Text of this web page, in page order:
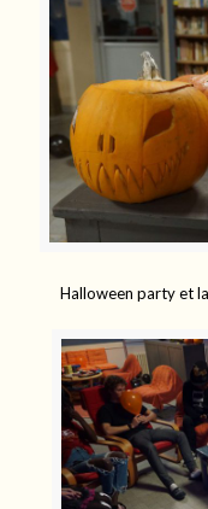
Halloween party et